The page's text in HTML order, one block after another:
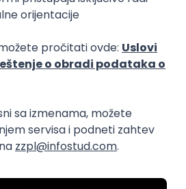
O nama
Za poslodavce
privatnosti
profili poslodavaca
smo!